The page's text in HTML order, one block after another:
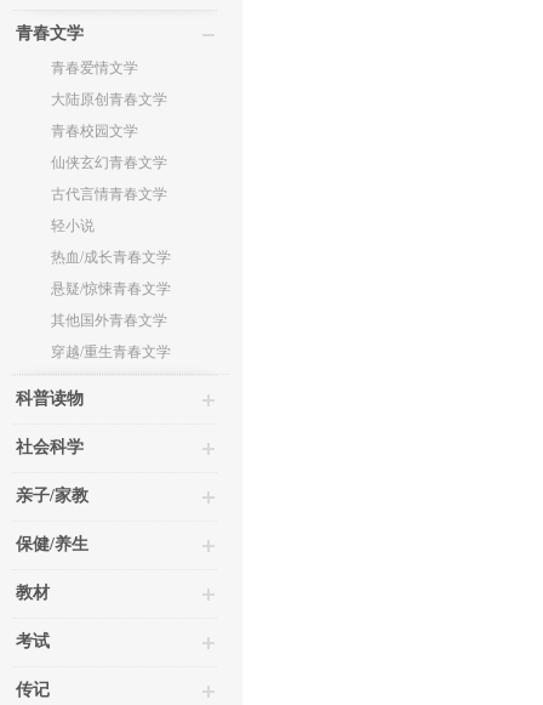
青春文学
青春爱情文学
大陆原创青春文学
青春校园文学
仙侠玄幻青春文学
古代言情青春文学
轻小说
热血/成长青春文学
悬疑/惊悚青春文学
其他国外青春文学
穿越/重生青春文学
科普读物
社会科学
亲子/家教
保健/养生
教材
考试
传记